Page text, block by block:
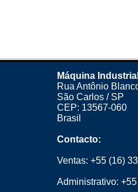
Máquina
Rua Antônio
São Carlos / SP
CEP: 13567-060
Brasil
Contacto:
Ventas: +55 (16)
Administrativo: